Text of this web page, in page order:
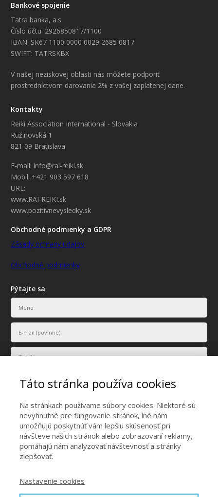
Bankové spojenie
Tatra banka, a.s.
Číslo účtu: 2926850817/1100
IBAN: SK67 1100 0000 0029 2685 0817
SWIFT: TATRSKBX
V našej neziskovej oblasti nás môžete podporiť
prostredníctvom darovania 2% z vašej zaplatenej dane.
Kontakty
Reiki Association International - Slovakia
Ružinovská 1
821 09 Bratislava
E-mail: info@rai-reiki.sk
Mobil: +421 903 597 618
URL:
www.RAI-REIKI.sk
www.pozitivnevysledky.sk
Obchodné podmienky a GDPR
Zásady ochrany údajov
Obchodné podmienky
Pýtajte sa
Vaše osobné údaje budú použité len na účely vyriešenia vášho
dopytu.
Táto stránka používa cookies
Na stránkach používame súbory cookies. Niektoré sú
nevyhnutné pre fungovanie stránok, iné nám
umožňujú poskytnúť vám lepšiu skúsenosť pri
návšteve našich stránok alebo zobrazovaní reklamy,
pomáhajú nám analyzovať návštevnosť a stránky
zlepšovať.
Nastavenie cookies